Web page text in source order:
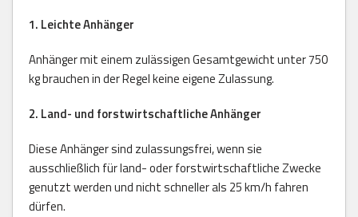
1. Leichte Anhänger
Anhänger mit einem zulässigen Gesamtgewicht unter 750
kg brauchen in der Regel keine eigene Zulassung.
2. Land- und forstwirtschaftliche Anhänger
Diese Anhänger sind zulassungsfrei, wenn sie
ausschließlich für land- oder forstwirtschaftliche Zwecke
genutzt werden und nicht schneller als 25 km/h fahren
dürfen.